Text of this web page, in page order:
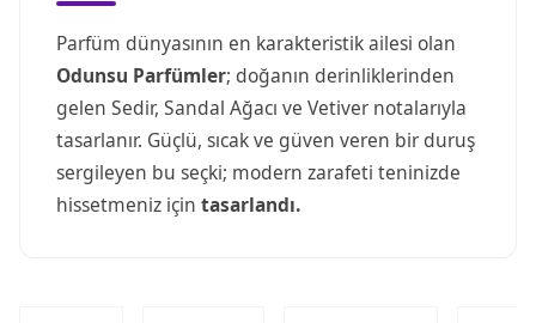
Parfüm dünyasının en karakteristik ailesi olan
Odunsu Parfümler; doğanın derinliklerinden
gelen Sedir, Sandal Ağacı ve Vetiver notalarıyla
tasarlanır. Güçlü, sıcak ve güven veren bir duruş
sergileyen bu seçki; modern zarafeti teninizde
hissetmeniz için tasarlandı.